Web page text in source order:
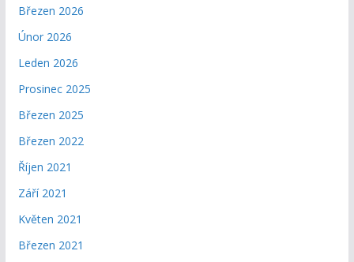
Březen 2026
Únor 2026
Leden 2026
Prosinec 2025
Březen 2025
Březen 2022
Říjen 2021
Září 2021
Květen 2021
Březen 2021